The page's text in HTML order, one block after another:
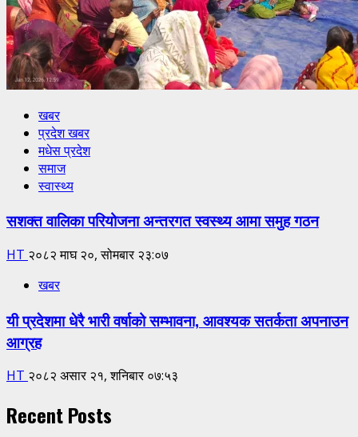
खबर
प्रदेश खबर
मधेस प्रदेश
समाज
स्वास्थ्य
सशक्त वालिका परियोजना अन्तरगत स्वस्थ्य आमा समुह गठन
HT २०८२ माघ २०, सोमबार २३:०७
खबर
यी प्रदेशमा धेरै भारी वर्षाको सम्भावना, आवश्यक सतर्कता अपनाउन
आग्रह
HT २०८२ असार २१, शनिबार ०७:५३
Recent Posts